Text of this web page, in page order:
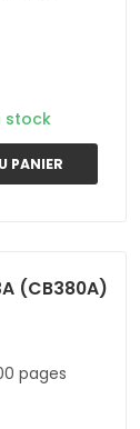
stock
PANIER
(CB380A)
pages